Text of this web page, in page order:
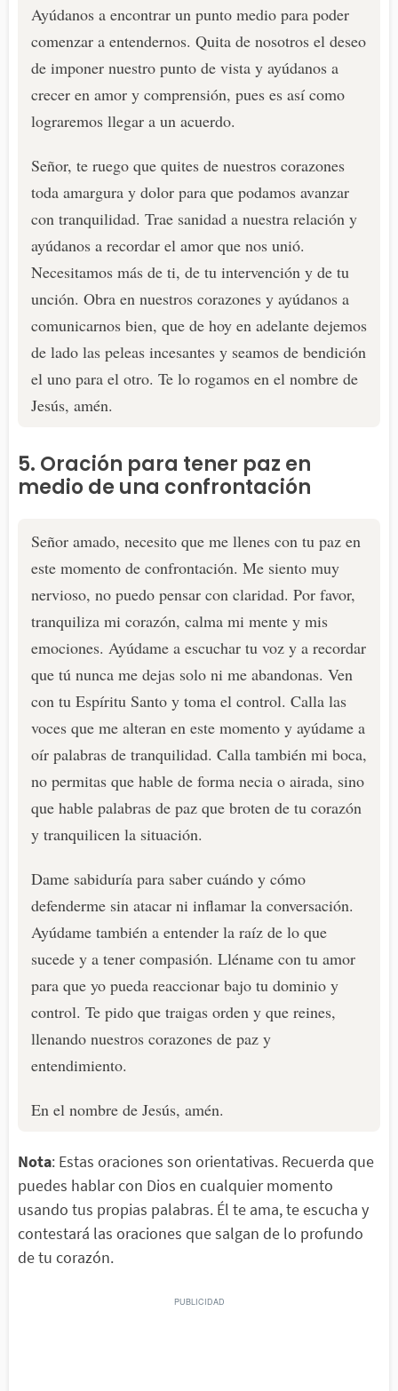
Ayúdanos a encontrar un punto medio para poder
comenzar a entendernos. Quita de nosotros el deseo
de imponer nuestro punto de vista y ayúdanos a
crecer en amor y comprensión, pues es así como
lograremos llegar a un acuerdo.
Señor, te ruego que quites de nuestros corazones
toda amargura y dolor para que podamos avanzar
con tranquilidad. Trae sanidad a nuestra relación y
ayúdanos a recordar el amor que nos unió.
Necesitamos más de ti, de tu intervención y de tu
unción. Obra en nuestros corazones y ayúdanos a
comunicarnos bien, que de hoy en adelante dejemos
de lado las peleas incesantes y seamos de bendición
el uno para el otro. Te lo rogamos en el nombre de
Jesús, amén.
5. Oración para tener paz en
medio de una confrontación
Señor amado, necesito que me llenes con tu paz en
este momento de confrontación. Me siento muy
nervioso, no puedo pensar con claridad. Por favor,
tranquiliza mi corazón, calma mi mente y mis
emociones. Ayúdame a escuchar tu voz y a recordar
que tú nunca me dejas solo ni me abandonas. Ven
con tu Espíritu Santo y toma el control. Calla las
voces que me alteran en este momento y ayúdame a
oír palabras de tranquilidad. Calla también mi boca,
no permitas que hable de forma necia o airada, sino
que hable palabras de paz que broten de tu corazón
y tranquilicen la situación.
Dame sabiduría para saber cuándo y cómo
defenderme sin atacar ni inflamar la conversación.
Ayúdame también a entender la raíz de lo que
sucede y a tener compasión. Lléname con tu amor
para que yo pueda reaccionar bajo tu dominio y
control. Te pido que traigas orden y que reines,
llenando nuestros corazones de paz y
entendimiento.
En el nombre de Jesús, amén.
Nota: Estas oraciones son orientativas. Recuerda que
puedes hablar con Dios en cualquier momento
usando tus propias palabras. Él te ama, te escucha y
contestará las oraciones que salgan de lo profundo
de tu corazón.